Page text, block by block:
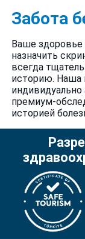
Забота
Ваше здоровье
назначить
всегда
историю. Наша
премиум-
историей